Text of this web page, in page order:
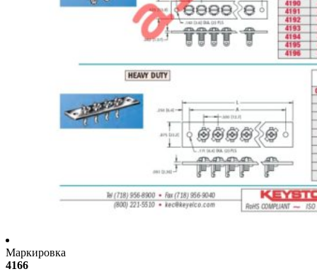
Маркировка
4166